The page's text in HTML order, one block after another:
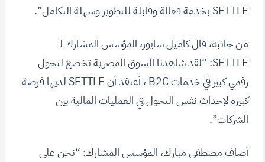
SETTLE بخدمة فعالة وقابلة للتطوير وسهلة التكامل”.
من جانبه، قال كاميل سايور، المؤسس المشارك لـ
SETTLE: “لقد شاهدنا السوق المصرية تخضع لتحول
رقمي كبير في خدمات B2C ، أعتقد أن SETTLE لديها فرصة
كبيرة لإحداث نفس التحول في العمليات المالية بين
الشركات”.
أضاف مصطفى مبارك، المؤسس المشارك: “نحن على